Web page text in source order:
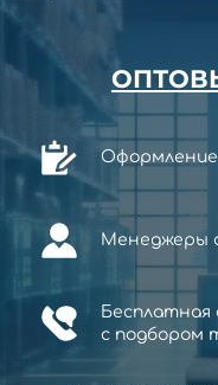
Оформление
Менеджеры
Бесплатная
с подбором